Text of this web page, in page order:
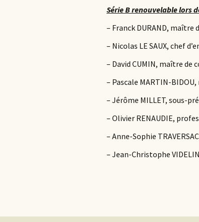
Série B renouvelable lors
– Franck DURAND, maître
– Nicolas LE SAUX, chef
– David CUMIN, maître de
– Pascale MARTIN-
– Jérôme MILLET, sous-
– Olivier RENAUDIE,
– Anne-Sophie
– Jean-Christophe